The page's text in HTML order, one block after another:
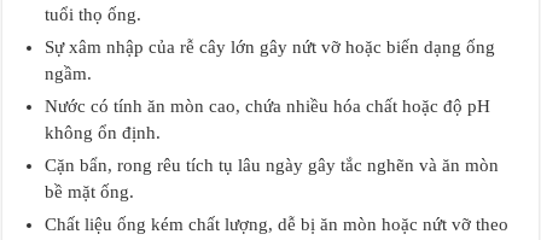
tuổi thọ ống.
Sự xâm nhập của rễ cây lớn gây nứt vỡ hoặc biến dạng ống
ngầm.
Nước có tính ăn mòn cao, chứa nhiều hóa chất hoặc độ pH
không ổn định.
Cặn bẩn, rong rêu tích tụ lâu ngày gây tắc nghẽn và ăn mòn
bề mặt ống.
Chất liệu ống kém chất lượng, dễ bị ăn mòn hoặc nứt vỡ theo